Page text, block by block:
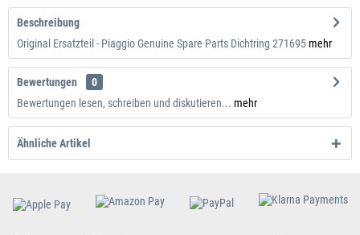
Beschreibung
Original Ersatzteil - Piaggio Genuine Spare Parts Dichtring 271695mehr
Bewertungen
0
Bewertungen lesen, schreiben und diskutieren... mehr
Ähnliche Artikel